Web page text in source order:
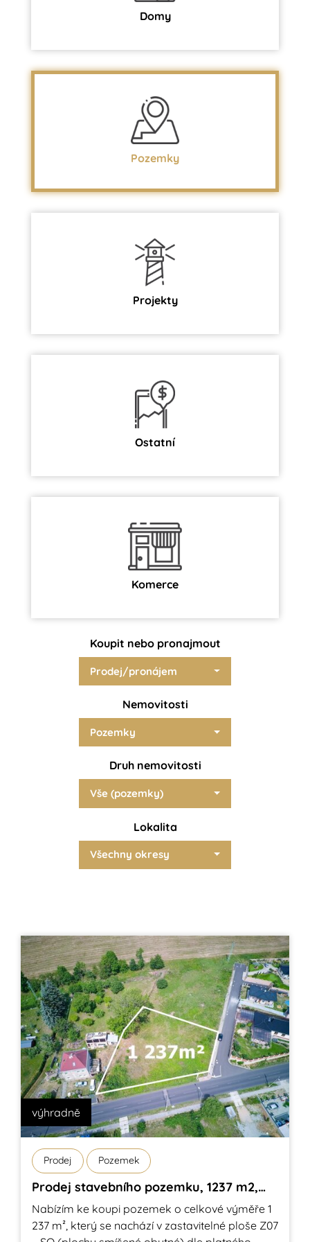
Domy
Pozemky
Projekty
Ostatní
Komerce
Koupit nebo pronajmout
Prodej/pronájem
Nemovitosti
Pozemky
Druh nemovitosti
Vše (pozemky)
Lokalita
Všechny okresy
výhradně
Prodej Pozemek
Prodej stavebního pozemku, 1237 m2,
Telnice
Nabízím ke koupi pozemek o celkové výměře 1
237 m², který se nachází v zastavitelné ploše Z07